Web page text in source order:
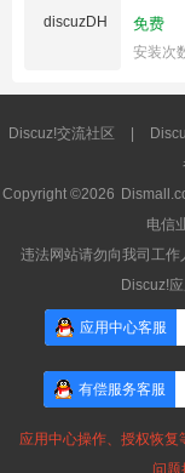
免费
安装次
Discuz!交流社区
Copyright ©2026
电信
违法网站请勿向我司工
Discuz!
应用中心客服
有偿服务客服
应用中心操作、授权恢复
问